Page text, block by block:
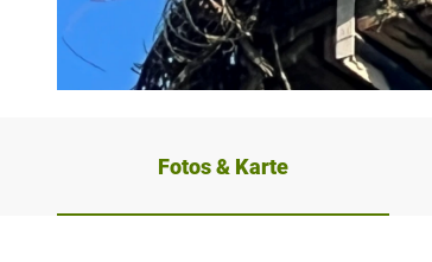
Fotos & Karte